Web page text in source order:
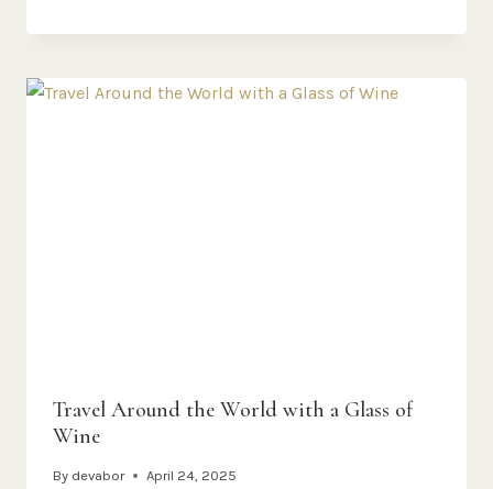
Travel Around the World with a Glass of
Wine
By devabor April 24, 2025